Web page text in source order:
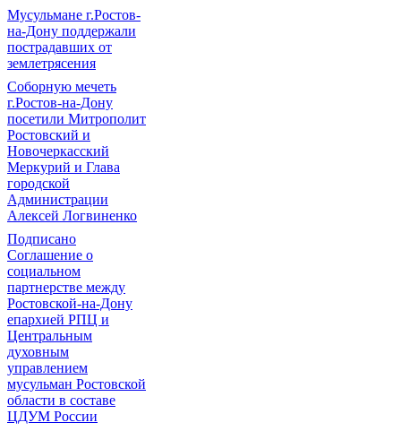
Мусульмане г.Ростов-
на-Дону поддержали
пострадавших от
землетрясения
Соборную мечеть
г.Ростов-на-Дону
посетили Митрополит
Ростовский и
Новочеркасский
Меркурий и Глава
городской
Администрации
Алексей Логвиненко
Подписано
Соглашение о
социальном
партнерстве между
Ростовской-на-Дону
епархией РПЦ и
Центральным
духовным
управлением
мусульман Ростовской
области в составе
ЦДУМ России